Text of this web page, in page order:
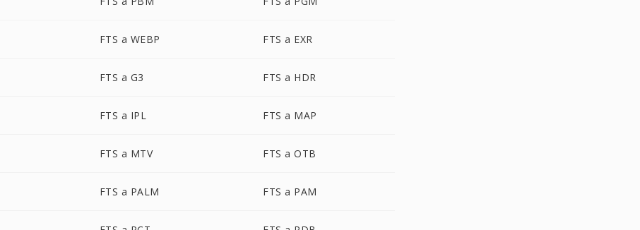
FTS a WEBP FTS a EXR
FTS a G3 FTS a HDR
FTS a IPL FTS a MAP
FTS a MTV FTS a OTB
FTS a PALM FTS a PAM